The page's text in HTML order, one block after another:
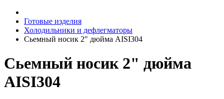
Готовые изделия
Холодильники и дефлегматоры
Сьемный носик 2" дюйма AISI304
Сьемный носик 2" дюйма
AISI304